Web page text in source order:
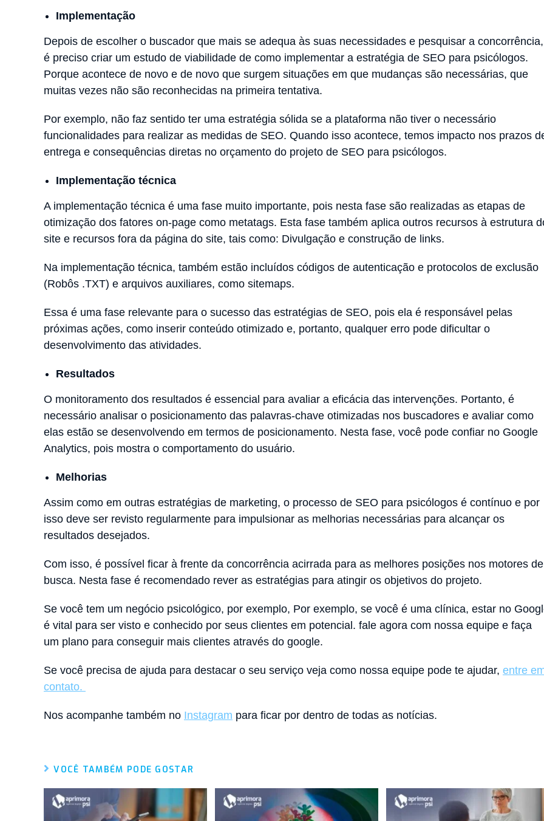
Implementação
Depois de escolher o buscador que mais se adequa às suas necessidades e pesquisar a concorrência,
é preciso criar um estudo de viabilidade de como implementar a estratégia de SEO para psicólogos.
Porque acontece de novo e de novo que surgem situações em que mudanças são necessárias, que
muitas vezes não são reconhecidas na primeira tentativa.
Por exemplo, não faz sentido ter uma estratégia sólida se a plataforma não tiver o necessário
funcionalidades para realizar as medidas de SEO. Quando isso acontece, temos impacto nos prazos
entrega e consequências diretas no orçamento do projeto de SEO para psicólogos.
Implementação técnica
A implementação técnica é uma fase muito importante, pois nesta fase são realizadas as etapas de
otimização dos fatores on-page como metatags. Esta fase também aplica outros recursos à estrutura
site e recursos fora da página do site, tais como: Divulgação e construção de links.
Na implementação técnica, também estão incluídos códigos de autenticação e protocolos de exclusão
(Robôs .TXT) e arquivos auxiliares, como sitemaps.
Essa é uma fase relevante para o sucesso das estratégias de SEO, pois ela é responsável pelas
próximas ações, como inserir conteúdo otimizado e, portanto, qualquer erro pode dificultar o
desenvolvimento das atividades.
Resultados
O monitoramento dos resultados é essencial para avaliar a eficácia das intervenções. Portanto, é
necessário analisar o posicionamento das palavras-chave otimizadas nos buscadores e avaliar como
elas estão se desenvolvendo em termos de posicionamento. Nesta fase, você pode confiar no Google
Analytics, pois mostra o comportamento do usuário.
Melhorias
Assim como em outras estratégias de marketing, o processo de SEO para psicólogos é contínuo e por
isso deve ser revisto regularmente para impulsionar as melhorias necessárias para alcançar os
resultados desejados.
Com isso, é possível ficar à frente da concorrência acirrada para as melhores posições nos motores de
busca. Nesta fase é recomendado rever as estratégias para atingir os objetivos do projeto.
Se você tem um negócio psicológico, por exemplo, Por exemplo, se você é uma clínica, estar no
é vital para ser visto e conhecido por seus clientes em potencial. fale agora com nossa equipe e faça
um plano para conseguir mais clientes através do google.
Se você precisa de ajuda para destacar o seu serviço veja como nossa equipe pode te ajudar, entre
contato.
Nos acompanhe também no Instagram para ficar por dentro de todas as notícias.
VOCÊ TAMBÉM PODE GOSTAR